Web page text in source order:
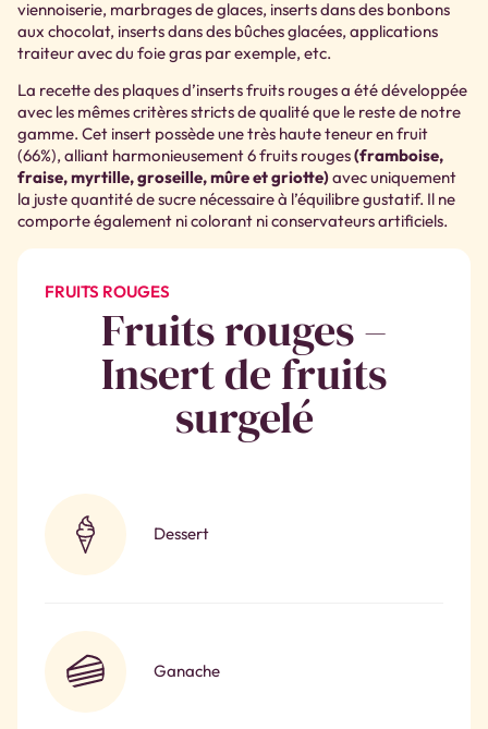
viennoiserie, marbrages de glaces, inserts dans des bonbons
aux chocolat, inserts dans des bûches glacées, applications
traiteur avec du foie gras par exemple, etc.
La recette des plaques d’inserts fruits rouges a été développée
avec les mêmes critères stricts de qualité que le reste de notre
gamme. Cet insert possède une très haute teneur en fruit
(66%), alliant harmonieusement 6 fruits rouges(framboise,
fraise, myrtille, groseille, mûre et griotte)avec uniquement
la juste quantité de sucre nécessaire à l’équilibre gustatif. Il ne
comporte également ni colorant ni conservateurs artificiels.
FRUITS ROUGES
Fruits rouges –
Insert de fruits
surgelé
Dessert
Ganache